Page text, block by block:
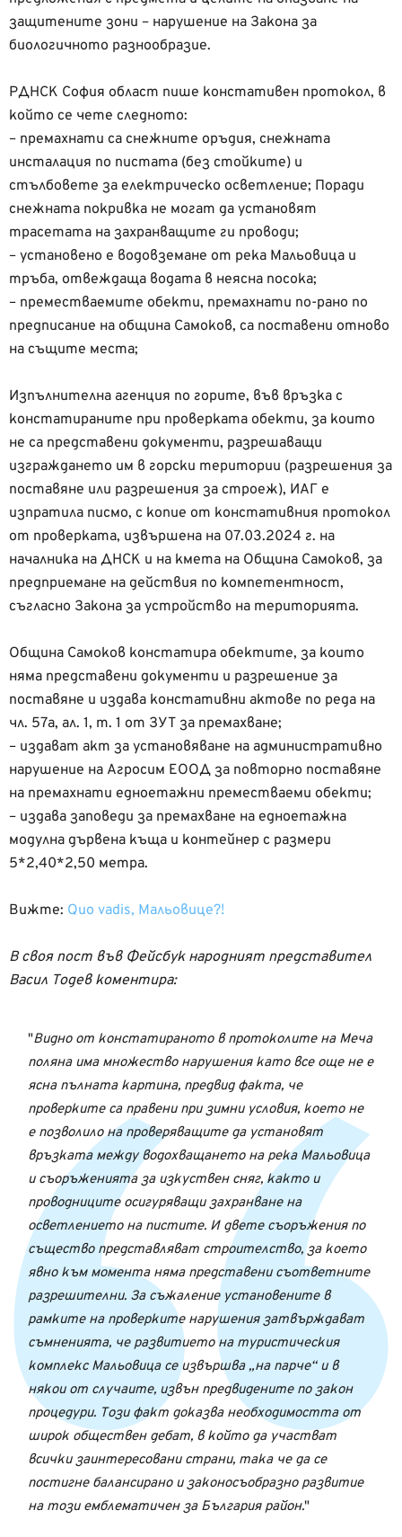
защитените зони – нарушение на Закона за
биологичното разнообразие.
РДНСК София област пише констативен протокол, в
който се чете следното:
– премахнати са снежните оръдия, снежната
инсталация по пистата (без стойките) и
стълбовете за електрическо осветление; Поради
снежната покривка не могат да установят
трасетата на захранващите ги проводи;
– установено е водовземане от река Мальовица и
тръба, отвеждаща водата в неясна посока;
– преместваемите обекти, премахнати по-рано по
предписание на община Самоков, са поставени отново
на същите места;
Изпълнителна агенция по горите, във връзка с
констатираните при проверката обекти, за които
не са представени документи, разрешаващи
изграждането им в горски територии (разрешения за
поставяне или разрешения за строеж), ИАГ е
изпратила писмо, с копие от констативния протокол
от проверката, извършена на 07.03.2024 г. на
началника на ДНСК и на кмета на Община Самоков, за
предприемане на действия по компетентност,
съгласно Закона за устройство на територията.
Община Самоков констатира обектите, за които
няма представени документи и разрешение за
поставяне и издава констативни актове по реда на
чл. 57а, ал. 1, т. 1 от ЗУТ за премахване;
– издават акт за установяване на административно
нарушение на Агросим ЕООД за повторно поставяне
на премахнати едноетажни преместваеми обекти;
– издава заповеди за премахване на едноетажна
модулна дървена къща и контейнер с размери
5*2,40*2,50 метра.
Вижте: Quo vadis, Мальовице?!
В своя пост във Фейсбук народният представител
Васил Тодев коментира:
Видно от констатираното в протоколите на Меча
поляна има множество нарушения като все още не е
ясна пълната картина, предвид факта, че
проверките са правени при зимни условия, което не
е позволило на проверяващите да установят
връзката между водохващането на река Мальовица
и съоръженията за изкуствен сняг, както и
проводниците осигуряващи захранване на
осветлението на пистите. И двете съоръжения по
същество представляват строителство, за което
явно към момента няма представени съответните
разрешителни. За съжаление установените в
рамките на проверките нарушения затвърждават
съмненията, че развитието на туристическия
комплекс Мальовица се извършва „на парче“ и в
някои от случаите, извън предвидените по закон
процедури. Този факт доказва необходимостта от
широк обществен дебат, в който да участват
всички заинтересовани страни, така че да се
постигне балансирано и законосъобразно развитие
на този емблематичен за България район.